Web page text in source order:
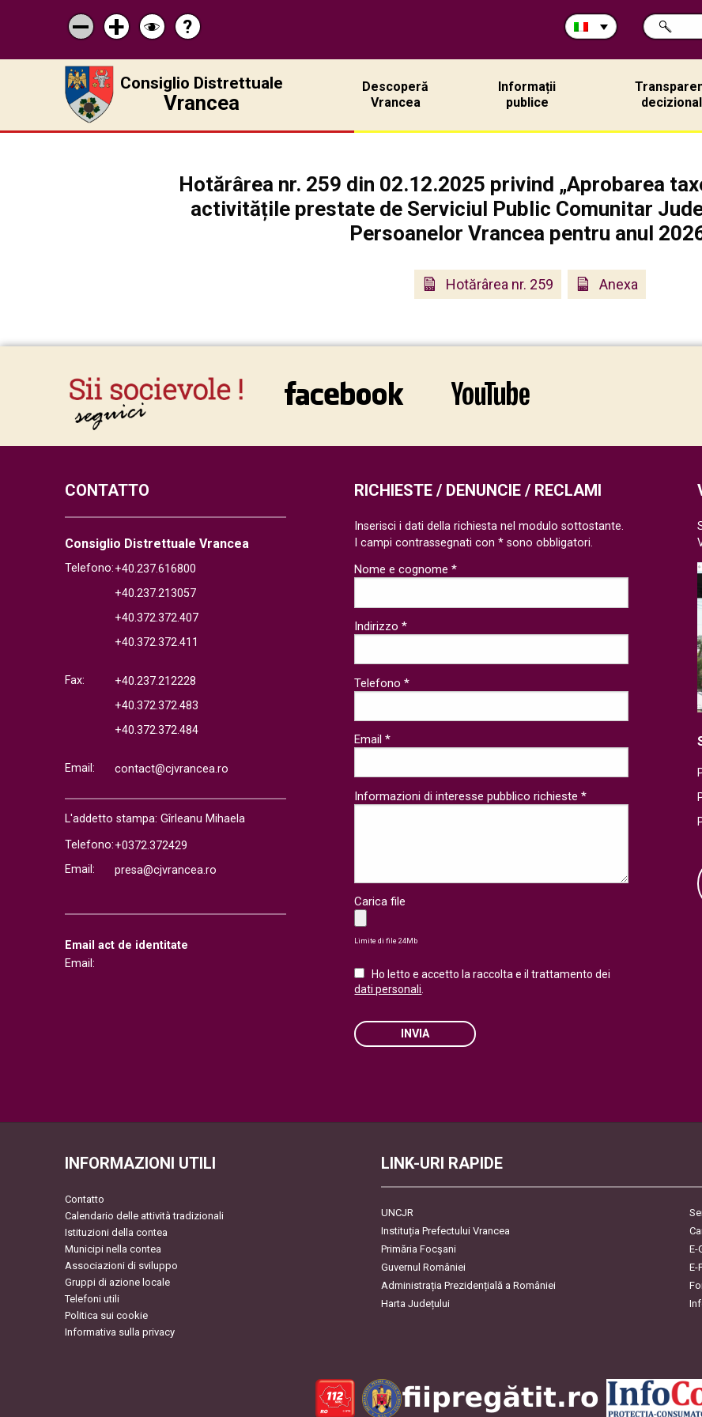
Micșorează
scrisul
Mărește
scrisul
Schimbă
contrastul
Pagina
de
ajutor
?
Cerca
nel
RICERCA
Consiglio Distrettuale
Vrancea
Descoperă
Vrancea
Informații
publice
Hotărârea nr. 259 din 02.12.2025 privind „Aprobarea
activitățile prestate de Serviciul Public Comunitar
Persoanelor Vrancea pentru anul
Hotărârea nr. 259 Anexa
CONTATTO
Consiglio Distrettuale Vrancea
Telefono:+40.237.616800
+40.237.213057
+40.372.372.407
+40.372.372.411
Fax:
+40.237.212228
+40.372.372.483
+40.372.372.484
Email: contact@cjvrancea.ro
L'addetto stampa: Gîrleanu Mihaela
Telefono:+0372.372429
Email:
presa@cjvrancea.ro
Email act de identitate
Email:
RICHIESTE / DENUNCIE / RECLAMI
Inserisci i dati della richiesta nel modulo sottostante.
I campi contrassegnati con * sono obbligatori.
Nome e cognome *
Indirizzo *
Telefono *
Email *
Informazioni di interesse pubblico richieste *
Carica file
Limite di file 24Mb
Ho letto e accetto la raccolta e il trattamento dei
dati personali.
INVIA
INFORMAZIONI UTILI
Contatto
Calendario delle attività tradizionali
Istituzioni della contea
Municipi nella contea
Associazioni di sviluppo
Gruppi di azione locale
Telefoni utili
Politica sui cookie
Informativa sulla privacy
LINK-URI RAPIDE
UNCJR
Instituția Prefectului Vrancea
Primăria Focşani
E-
Guvernul României
E-
Administrația Prezidențială a României
Harta Județului